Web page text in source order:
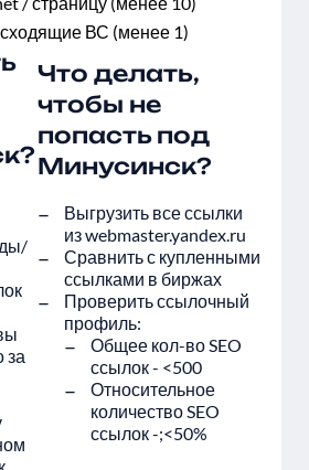
ВС (менее 1)
за
Что делать,
чтобы не
попасть под
Минусинск?
Выгрузить все ссылки
из webmaster.yandex.ru
Сравнить с купленными
ссылками в биржах
Проверить ссылочный
профиль:
Общее кол-во SEO
ссылок - <500
Относительное
количество SEO
ссылок -;<50%